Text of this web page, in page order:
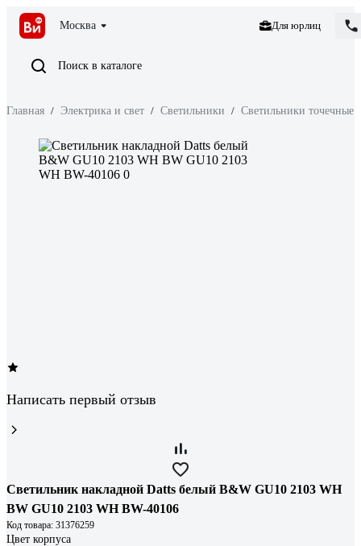
Москва Для юрлиц
Поиск в каталоге
Главная / Электрика и свет / Светильники / Светильники точечные
Написать первый отзыв
Светильник накладной Datts белый B&W GU10 2103 WH
BW GU10 2103 WH BW-40106
Код товара: 31376259
Цвет корпуса